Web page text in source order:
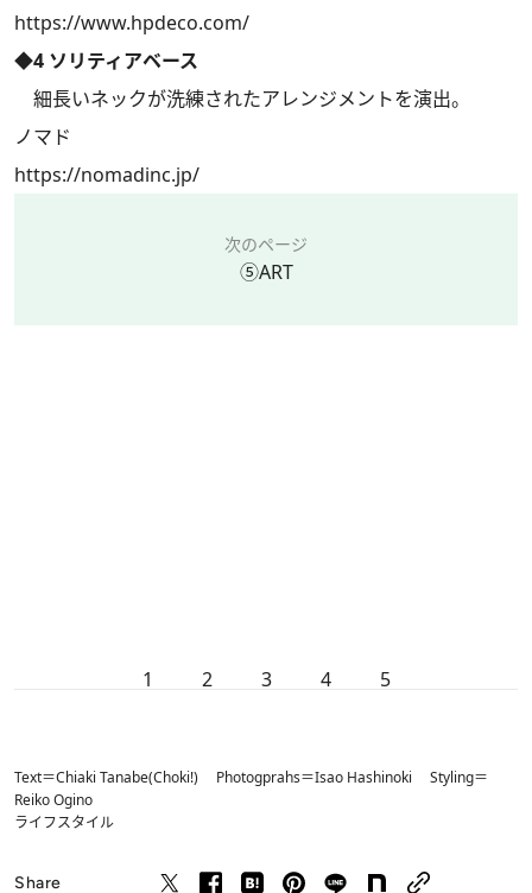
https://www.hpdeco.com/
◆4 ソリティアベース
細長いネックが洗練されたアレンジメントを演出。
ノマド
https://nomadinc.jp/
次のページ
⑤ART
1 2 3 4 5
Text＝Chiaki Tanabe(Choki!) Photogprahs＝Isao Hashinoki Styling＝
Reiko Ogino
ライフスタイル
Share